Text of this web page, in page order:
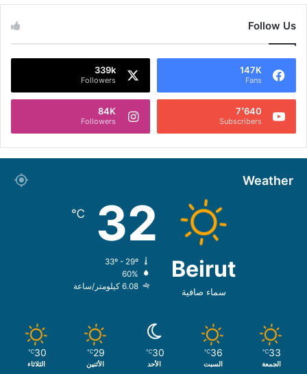
Follow Us
147K
Fans
339k
Followers
7٬640
Subscribers
84K
Followers
Weather
Beirut
سماء صافية
32
℃
60%
6.08 كيلومتر/ساعة
33
℃
الجمعة
36
℃
السبت
30
℃
الأحد
29
℃
الأثنين
30
℃
الثلاثاء